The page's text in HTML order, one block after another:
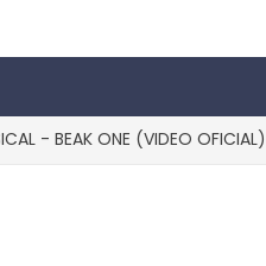
BEAK ONE (VIDEO OFICIAL)